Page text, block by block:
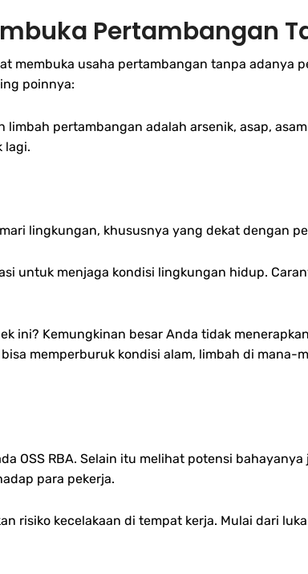
Pertambangan
membuka usaha pertambangan tanpa adanya
poinnya:
pertambangan adalah arsenik, asap,
lagi.
lingkungan, khususnya yang dekat dengan
untuk menjaga kondisi lingkungan hidup.
ini? Kemungkinan besar Anda tidak
memperburuk kondisi alam, limbah di mana-
OSS RBA. Selain itu melihat potensi
para pekerja.
risiko kecelakaan di tempat kerja. Mulai dari